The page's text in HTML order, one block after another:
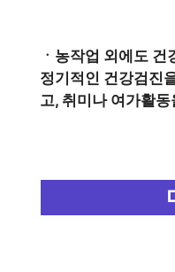
ㆍ농작업 외에도
정기적인 건강검진
고, 취미나 여가활